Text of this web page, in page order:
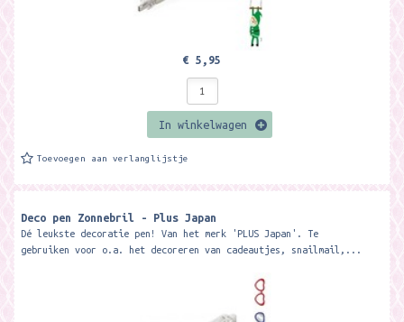
€ 5,95
In winkelwagen
Toevoegen aan verlanglijstje
Deco pen Zonnebril - Plus Japan
Dé leukste decoratie pen! Van het merk 'PLUS Japan'. Te
gebruiken voor o.a. het decoreren van cadeautjes, snailmail,...